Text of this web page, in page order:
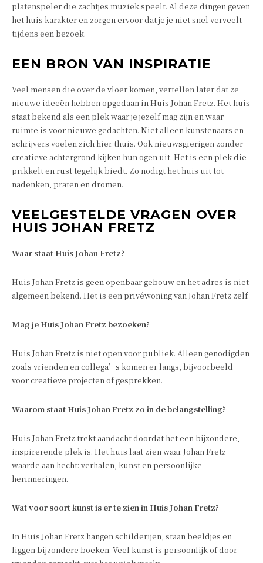
platenspeler die zachtjes muziek speelt. Al deze dingen geven
het huis karakter en zorgen ervoor dat je je niet snel verveelt
tijdens een bezoek.
EEN BRON VAN INSPIRATIE
Veel mensen die over de vloer komen, vertellen later dat ze
nieuwe ideeën hebben opgedaan in Huis Johan Fretz. Het huis
staat bekend als een plek waar je jezelf mag zijn en waar
ruimte is voor nieuwe gedachten. Niet alleen kunstenaars en
schrijvers voelen zich hier thuis. Ook nieuwsgierigen zonder
creatieve achtergrond kijken hun ogen uit. Het is een plek die
prikkelt en rust tegelijk biedt. Zo nodigt het huis uit tot
nadenken, praten en dromen.
VEELGESTELDE VRAGEN OVER
HUIS JOHAN FRETZ
Waar staat Huis Johan Fretz?
Huis Johan Fretz is geen openbaar gebouw en het adres is niet
algemeen bekend. Het is een privéwoning van Johan Fretz zelf.
Mag je Huis Johan Fretz bezoeken?
Huis Johan Fretz is niet open voor publiek. Alleen genodigden
zoals vrienden en collega’s komen er langs, bijvoorbeeld
voor creatieve projecten of gesprekken.
Waarom staat Huis Johan Fretz zo in de belangstelling?
Huis Johan Fretz trekt aandacht doordat het een bijzondere,
inspirerende plek is. Het huis laat zien waar Johan Fretz
waarde aan hecht: verhalen, kunst en persoonlijke
herinneringen.
Wat voor soort kunst is er te zien in Huis Johan Fretz?
In Huis Johan Fretz hangen schilderijen, staan beeldjes en
liggen bijzondere boeken. Veel kunst is persoonlijk of door